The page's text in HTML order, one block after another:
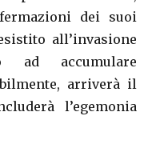
dei suoi
all’invasione
ad accumulare
arriverà il
l’egemonia